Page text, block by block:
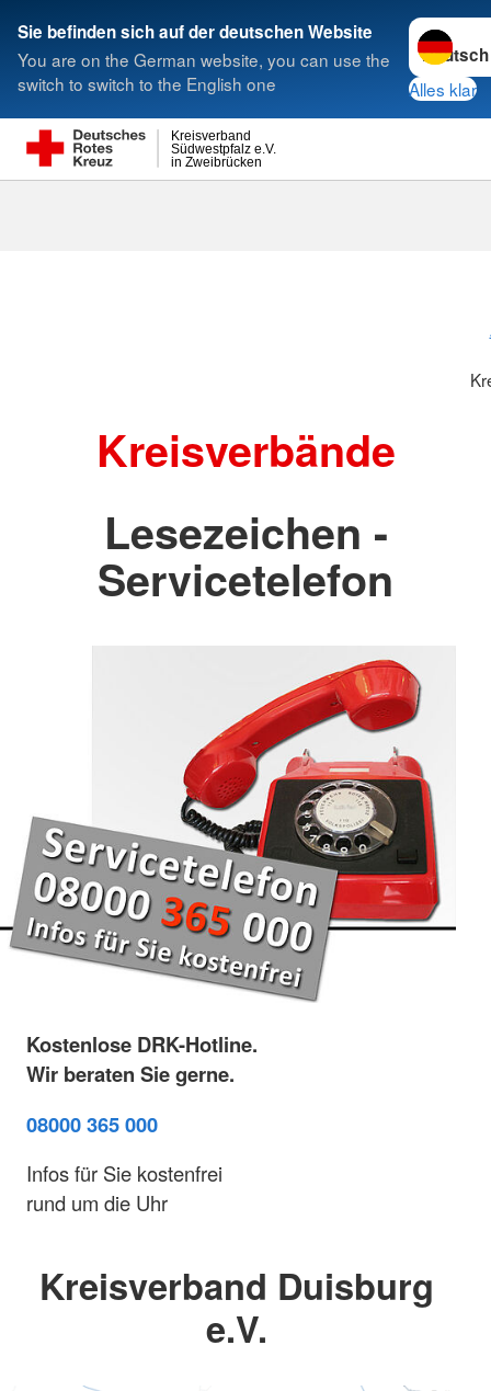
Sie befinden sich auf der deutschen Website
You are on the German website, you can use the
switch to switch to the English one
Sprache
Alles klar
in Zweibrücken
Südwestpfalz e.V.
Kreisverband
Suche
Kreisverbände
Lesezeichen -
Servicetelefon
Kostenlose DRK-Hotline.
Wir beraten Sie gerne.
08000 365 000
Infos für Sie kostenfrei
rund um die Uhr
Kreisverband Duisburg
e.V.